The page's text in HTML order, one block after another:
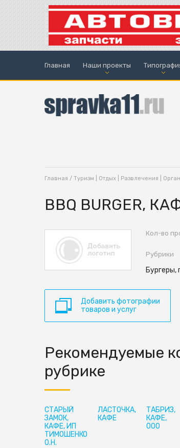
Главная Наши проекты
Главная / Туризм | Отдых | Развлечения |
BBQ BURGER,
Кол-во
Рубрики
Бургеры,
Добавить фотографии
товаров и услуг
Рекомендуемые
рубрике
СТАРЫЙ
ЗАМОК,
КАФЕ, ИП
ТИМОШЕНКО
О.Н.
ЛАСТОЧКА,
КАФЕ
ТАБРИЗ,
КАФЕ,
ООО